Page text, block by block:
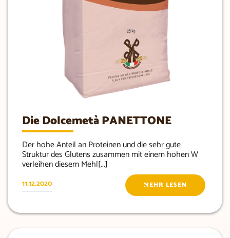
Die Dolcemetà PANETTONE
Der hohe Anteil an Proteinen und die sehr gute
Struktur des Glutens zusammen mit einem hohen W
verleihen diesem Mehl[...]
11.12.2020 MEHR LESEN